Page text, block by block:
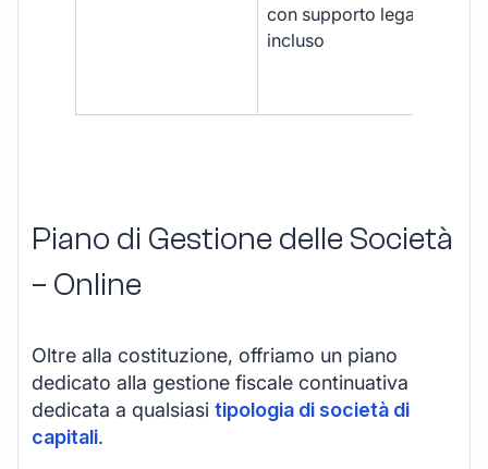
con supporto legale
incluso
Piano di Gestione delle Società
– Online
Oltre alla costituzione, offriamo un piano
dedicato alla gestione fiscale continuativa
dedicata a qualsiasi tipologia di società di
capitali.